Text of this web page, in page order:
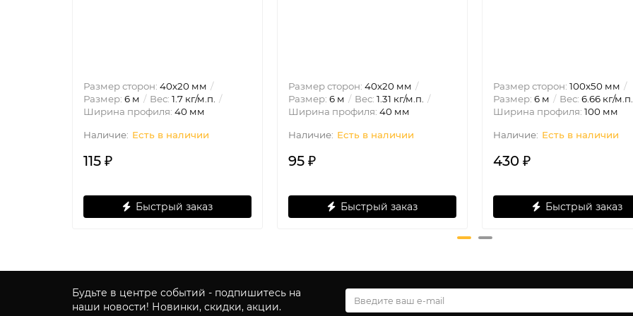
Размер сторон: 40х20 мм
Размер: 6 м Вес: 1.7 кг/м.п.
Ширина профиля: 40 мм
Есть в наличии
115 ₽
Быстрый заказ
Размер сторон: 40х20 мм
Размер: 6 м Вес: 1.31 кг/м.п.
Ширина профиля: 40 мм
Есть в наличии
95 ₽
Быстрый заказ
Размер сторон: 100х50 мм
Размер: 6 м Вес: 6.66 кг/м.п.
Ширина профиля: 100 мм
Есть в наличии
430 ₽
Быстрый заказ
Будьте в центре событий - подпишитесь на
наши новости! Новинки, скидки, акции.